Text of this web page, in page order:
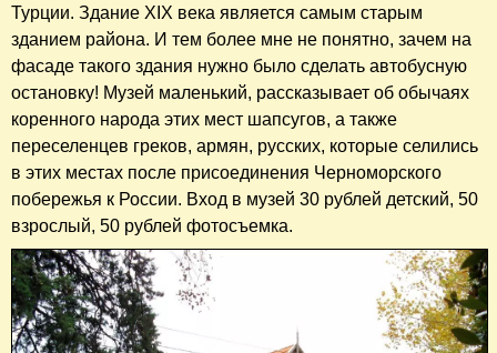
Турции. Здание XIX века является самым старым
зданием района. И тем более мне не понятно, зачем на
фасаде такого здания нужно было сделать автобусную
остановку! Музей маленький, рассказывает об обычаях
коренного народа этих мест шапсугов, а также
переселенцев греков, армян, русских, которые селились
в этих местах после присоединения Черноморского
побережья к России. Вход в музей 30 рублей детский, 50
взрослый, 50 рублей фотосъемка.